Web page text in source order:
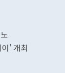
' 개최